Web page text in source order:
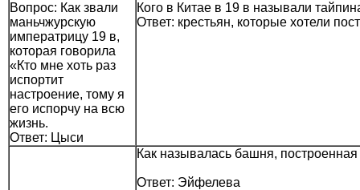
Вопрос: Как звали
маньчжурскую
императрицу 19 в,
которая говорила
«Кто мне хоть раз
испортит
настроение, тому я
его испорчу на всю
жизнь.
Ответ: Цыси
Кого в Китае в 19 в называли
Ответ: крестьян, которые хотели
Как называлась башня,
Ответ: Эйфелева